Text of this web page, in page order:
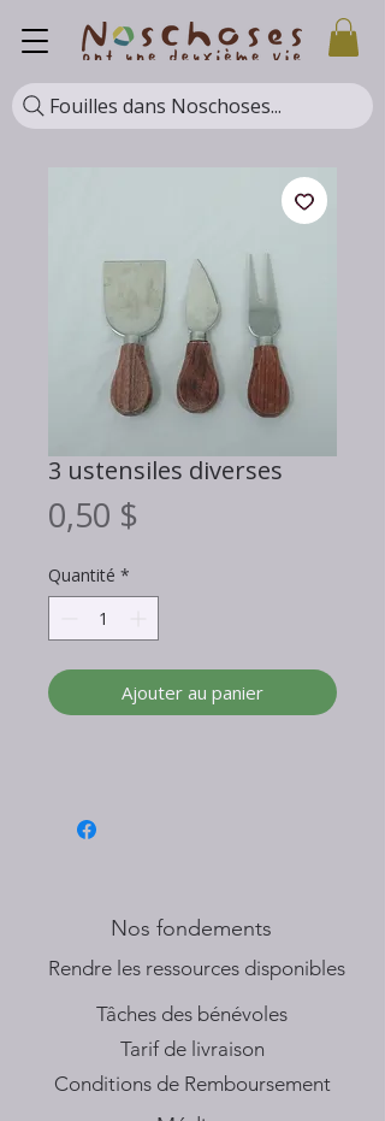
Fouilles dans Noschoses...
3 ustensiles diverses
0,50 $
Quantité *
Ajouter au panier
Nos fondements
​Rendre les ressources disponibles
Tâches des bénévoles
Tarif de livraison
Conditions de Remboursement